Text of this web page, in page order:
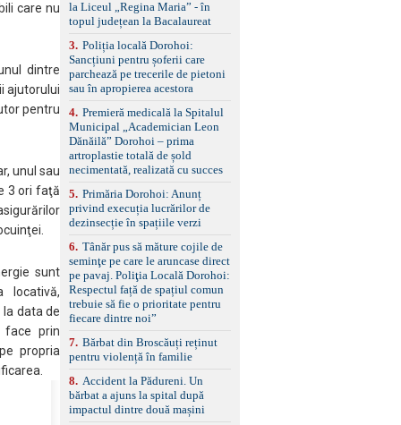
care nu
dintre
ajutorului
pentru
unul sau
3 ori faţă
sunt
locativă,
data de
face prin
propria
împreună cu un set de
anvelope de iarnă.
la Liceul „Regina Maria” - în
topul județean la Bacalaureat
3. Poliția locală Dorohoi:
Sancțiuni pentru șoferii care
parchează pe trecerile de pietoni
sau în apropierea acestora
4. Premieră medicală la Spitalul
Municipal „Academician Leon
Dănăilă” Dorohoi – prima
artroplastie totală de șold
necimentată, realizată cu succes
5. Primăria Dorohoi: Anunț
privind execuția lucrărilor de
dezinsecție în spațiile verzi
6. Tânăr pus să măture cojile de
seminţe pe care le aruncase direct
pe pavaj. Poliţia Locală Dorohoi:
Respectul față de spațiul comun
trebuie să fie o prioritate pentru
fiecare dintre noi”
7. Bărbat din Broscăuți reținut
pentru violență în familie
8. Accident la Pădureni. Un
bărbat a ajuns la spital după
impactul dintre două mașini